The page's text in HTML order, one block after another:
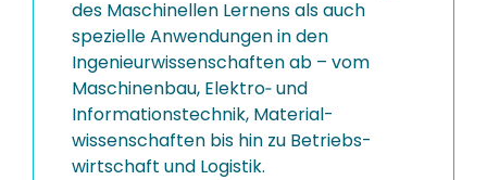
des Maschinellen Lernens als auch
spezielle Anwendungen in den
Ingenieur­wissenschaften ab – vom
Maschinenbau, Elektro‑ und
Informations­technik, Material­
wissenschaften bis hin zu Betriebs­
wirtschaft und Logistik.